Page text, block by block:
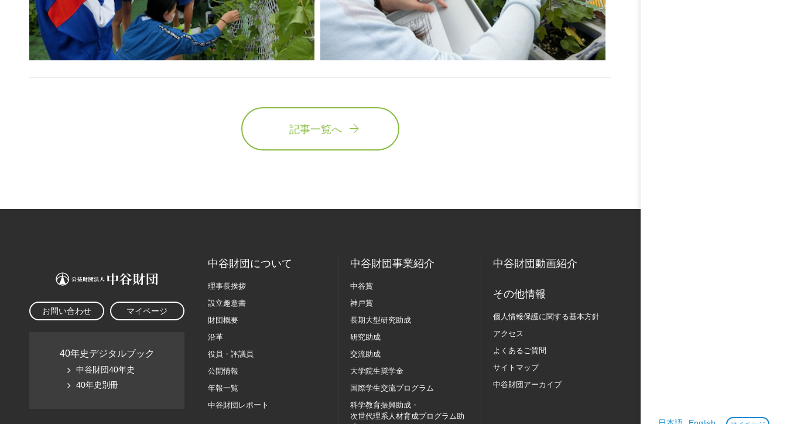
記事一覧へ
お問い合わせ マイページ
40年史デジタルブック
中谷財団40年史
40年史別冊
中谷財団について
理事長挨拶
設立趣意書
財団概要
沿革
役員・評議員
公開情報
年報一覧
中谷財団レポート
中谷財団事業紹介
中谷賞
神戸賞
長期大型研究助成
研究助成
交流助成
大学院生奨学金
国際学生交流プログラム
科学教育振興助成・
次世代理系人材育成プログラム助
中谷財団動画紹介
その他情報
個人情報保護に関する基本方針
アクセス
よくあるご質問
サイトマップ
中谷財団アーカイブ